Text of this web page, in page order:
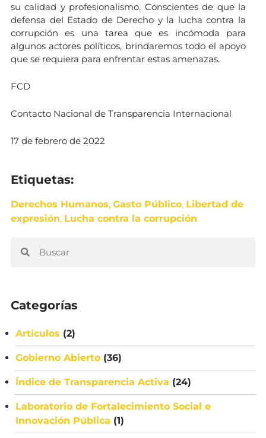
su calidad y profesionalismo. Conscientes de que la
defensa del Estado de Derecho y la lucha contra la
corrupción es una tarea que es incómoda para
algunos actores políticos, brindaremos todo el apoyo
que se requiera para enfrentar estas amenazas.
FCD
Contacto Nacional de Transparencia Internacional
17 de febrero de 2022
Etiquetas:
Derechos Humanos, Gasto Público, Libertad de
expresión, Lucha contra la corrupción
Categorías
Artículos (2)
Gobierno Abierto (36)
Índice de Transparencia Activa (24)
Laboratorio de Fortalecimiento Social e
Innovación Pública (1)